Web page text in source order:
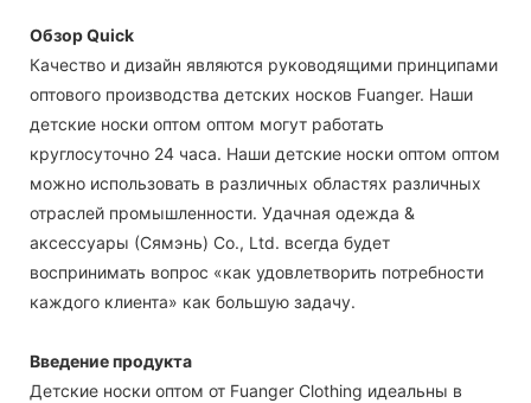
Обзор Quick
Качество и дизайн являются руководящими принципами
оптового производства детских носков Fuanger. Наши
детские носки оптом оптом могут работать
круглосуточно 24 часа. Наши детские носки оптом оптом
можно использовать в различных областях различных
отраслей промышленности. Удачная одежда &
аксессуары (Сямэнь) Co., Ltd. всегда будет
воспринимать вопрос «как удовлетворить потребности
каждого клиента» как большую задачу.
Введение продукта
Детские носки оптом от Fuanger Clothing идеальны в